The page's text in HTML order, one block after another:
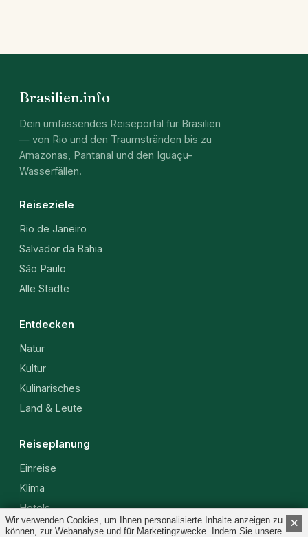
Brasilien.info
Dein umfassendes Reiseportal für Brasilien
— von Rio und den Traumstränden bis zu
Amazonas, Pantanal und den Iguaçu-
Wasserfällen.
Reiseziele
Rio de Janeiro
Salvador da Bahia
São Paulo
Alle Städte
Entdecken
Natur
Kultur
Kulinarisches
Land & Leute
Reiseplanung
Einreise
Klima
Hotels
Währung
×
Wir verwenden Cookies, um Ihnen personalisierte Inhalte anzeigen zu
können, zur Webanalyse und für Marketingzwecke. Indem Sie unsere